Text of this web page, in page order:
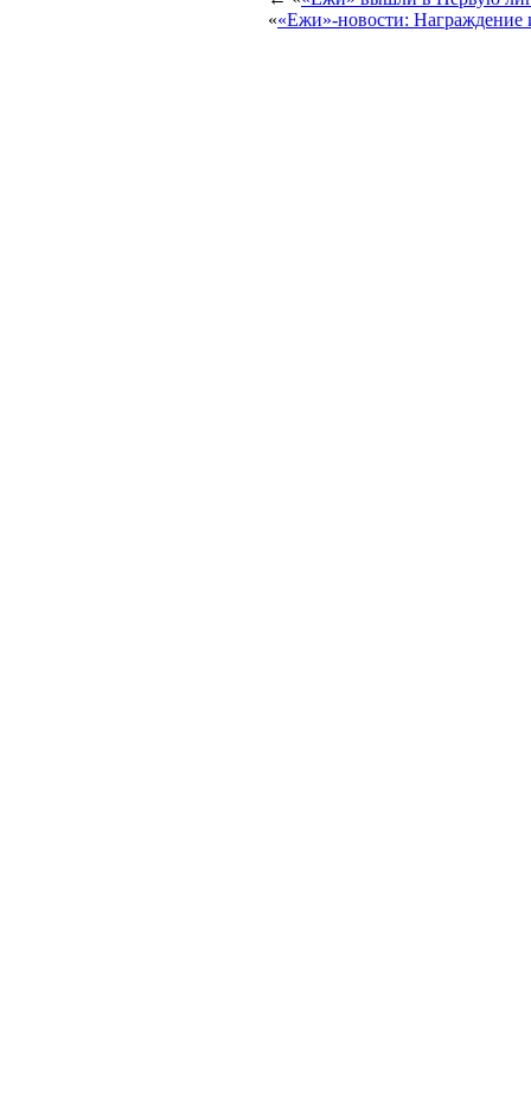
««Ежи»-новости: Награждение